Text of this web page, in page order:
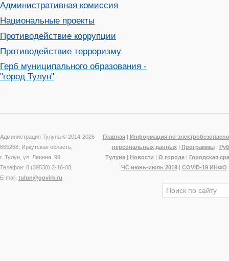
Административная комиссия
Национальные проекты
Противодействие коррупции
Противодействие терроризму
Герб муниципального образования -
"город Тулун"
Администрация Тулуна © 2014-2026
665268, Иркутская область,
г. Тулун, ул. Ленина, 99
Телефон: 8 (39530) 2-16-00,
E-mail: tulun@govirk.ru
Главная|
Информация по
персональных данных| Программы|
Тулуна| Новости О городе|
Городская
ЧС июнь-июль 2019| COVID-19 ИНФО